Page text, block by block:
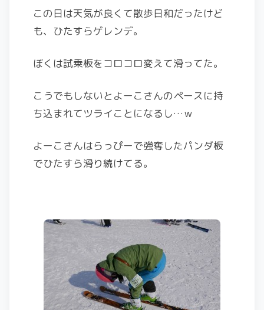
この日は天気が良くて散歩日和だったけど
も、ひたすらゲレンデ。
ぼくは試乗板をコロコロ変えて滑ってた。
こうでもしないとよーこさんのペースに持
ち込まれてツライことになるし…ｗ
よーこさんはらっぴーで強奪したパンダ板
でひたすら滑り続けてる。